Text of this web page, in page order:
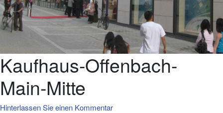
Kaufhaus-Offenbach-
Main-Mitte
Hinterlassen Sie einen Kommentar